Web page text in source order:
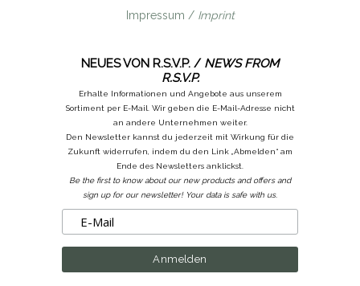
Impressum / Imprint
NEUES VON R.S.V.P. / NEWS FROM
R.S.V.P.
Erhalte Informationen und Angebote aus unserem
Sortiment per E-Mail. Wir geben die E-Mail-Adresse nicht
an andere Unternehmen weiter.
Den Newsletter kannst du jederzeit mit Wirkung für die
Zukunft widerrufen, indem du den Link „Abmelden“ am
Ende des Newsletters anklickst.
Be the first to know about our new products and offers and
sign up for our newsletter! Your data is safe with us.